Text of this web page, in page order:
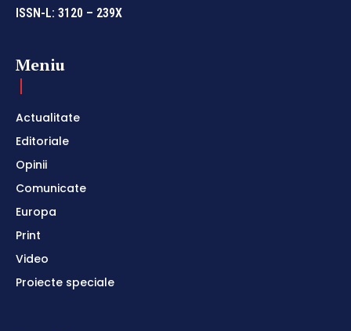
ISSN-L: 3120 – 239X
Meniu
Actualitate
Editoriale
Opinii
Comunicate
Europa
Print
Video
Proiecte speciale